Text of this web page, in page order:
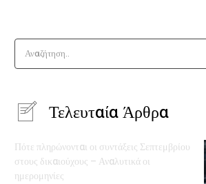
Αναζήτηση..
Τελευταία Άρθρα
Πότε πληρώνονται οι συντάξεις Σεπτεμβρίου
στους δικαιούχους – Αναλυτικά οι
ημερομηνίες